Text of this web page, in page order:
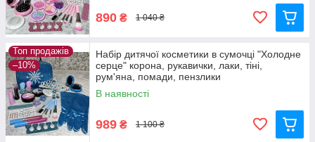
890 ₴ 1 040 ₴
Топ продажів
–10%
Набір дитячої косметики в сумочці "Холодне
серце" корона, рукавички, лаки, тіні,
рум'яна, помади, пензлики
В наявності
989 ₴ 1 100 ₴